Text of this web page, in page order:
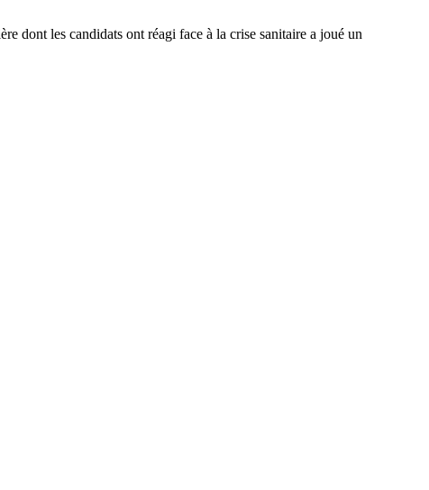
dont les candidats ont réagi face à la crise sanitaire a joué un